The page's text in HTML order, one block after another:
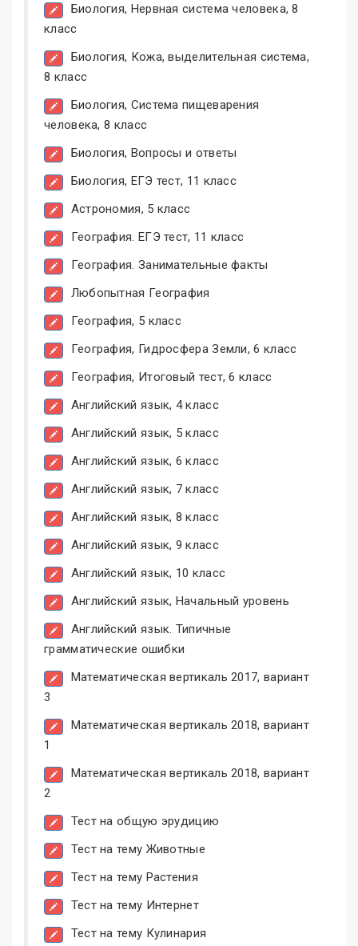
Биология, Нервная система человека, 8
класс
Биология, Кожа, выделительная система,
8 класс
Биология, Система пищеварения
человека, 8 класс
Биология, Вопросы и ответы
Биология, ЕГЭ тест, 11 класс
Астрономия, 5 класс
География. ЕГЭ тест, 11 класс
География. Занимательные факты
Любопытная География
География, 5 класс
География, Гидросфера Земли, 6 класс
География, Итоговый тест, 6 класс
Английский язык, 4 класс
Английский язык, 5 класс
Английский язык, 6 класс
Английский язык, 7 класс
Английский язык, 8 класс
Английский язык, 9 класс
Английский язык, 10 класс
Английский язык, Начальный уровень
Английский язык. Типичные
грамматические ошибки
Математическая вертикаль 2017, вариант
3
Математическая вертикаль 2018, вариант
1
Математическая вертикаль 2018, вариант
2
Тест на общую эрудицию
Тест на тему Животные
Тест на тему Растения
Тест на тему Интернет
Тест на тему Кулинария